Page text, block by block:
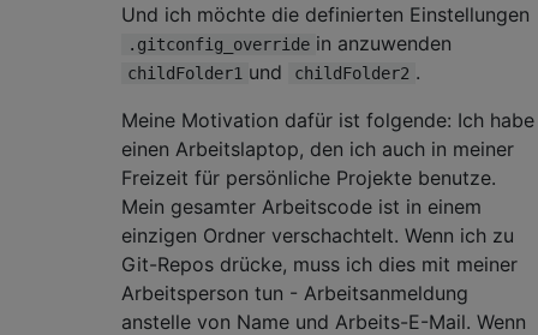
Und ich möchte die definierten Einstellungen
.gitconfig_override in anzuwenden
childFolder1 und childFolder2 .
Meine Motivation dafür ist folgende: Ich habe
einen Arbeitslaptop, den ich auch in meiner
Freizeit für persönliche Projekte benutze.
Mein gesamter Arbeitscode ist in einem
einzigen Ordner verschachtelt. Wenn ich zu
Git-Repos drücke, muss ich dies mit meiner
Arbeitsperson tun - Arbeitsanmeldung
anstelle von Name und Arbeits-E-Mail. Wenn